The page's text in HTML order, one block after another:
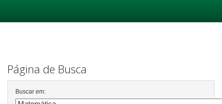
Página de Busca
Buscar em: